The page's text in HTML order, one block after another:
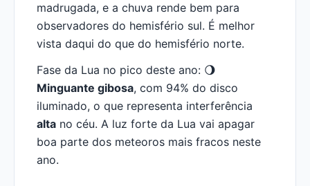
madrugada, e a chuva rende bem para
observadores do hemisfério sul. É melhor
vista daqui do que do hemisfério norte.
Fase da Lua no pico deste ano: 🌖
Minguante gibosa, com 94% do disco
iluminado, o que representa interferência
alta no céu. A luz forte da Lua vai apagar
boa parte dos meteoros mais fracos neste
ano.